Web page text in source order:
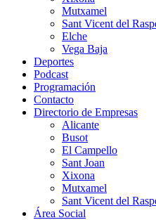
Mutxamel
Sant Vicent del
Elche
Vega Baja
Deportes
Podcast
Programación
Contacto
Directorio de Empresas
Alicante
Busot
El Campello
Sant Joan
Xixona
Mutxamel
Sant Vicent del
Área Social